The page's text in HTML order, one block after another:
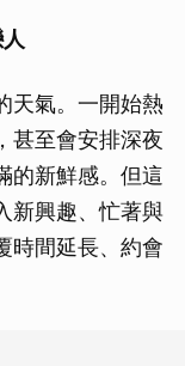
天氣。一開始熱
甚至會安排深夜
的新鮮感。但這
新興趣、忙著與
時間延長、約會